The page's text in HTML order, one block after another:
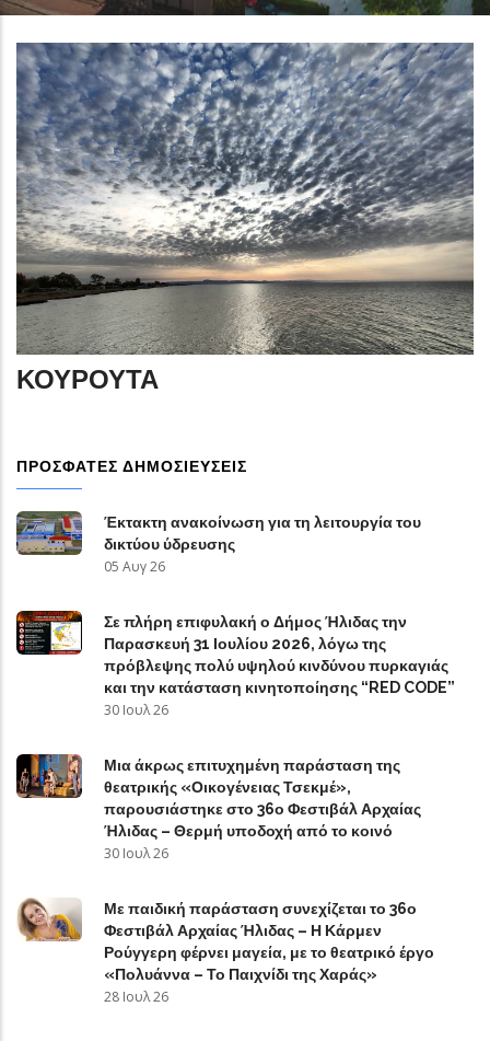
ΚΟΥΡΟΥΤΑ
ΠΡΟΣΦΑΤΕΣ ΔΗΜΟΣΙΕΥΣΕΙΣ
Έκτακτη ανακοίνωση για τη λειτουργία του
δικτύου ύδρευσης
05 Αυγ 26
Σε πλήρη επιφυλακή ο Δήμος Ήλιδας την
Παρασκευή 31 Ιουλίου 2026, λόγω της
πρόβλεψης πολύ υψηλού κινδύνου πυρκαγιάς
και την κατάσταση κινητοποίησης “RED CODE”
30 Ιουλ 26
Μια άκρως επιτυχημένη παράσταση της
θεατρικής «Οικογένειας Τσεκμέ»,
παρουσιάστηκε στο 36ο Φεστιβάλ Αρχαίας
Ήλιδας – Θερμή υποδοχή από το κοινό
30 Ιουλ 26
Με παιδική παράσταση συνεχίζεται το 36ο
Φεστιβάλ Αρχαίας Ήλιδας – Η Κάρμεν
Ρούγγερη φέρνει μαγεία, με το θεατρικό έργο
«Πολυάννα – Το Παιχνίδι της Χαράς»
28 Ιουλ 26